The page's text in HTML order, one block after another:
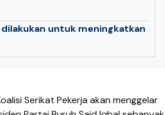
untuk meningkatkan
Serikat Pekerja akan menggelar